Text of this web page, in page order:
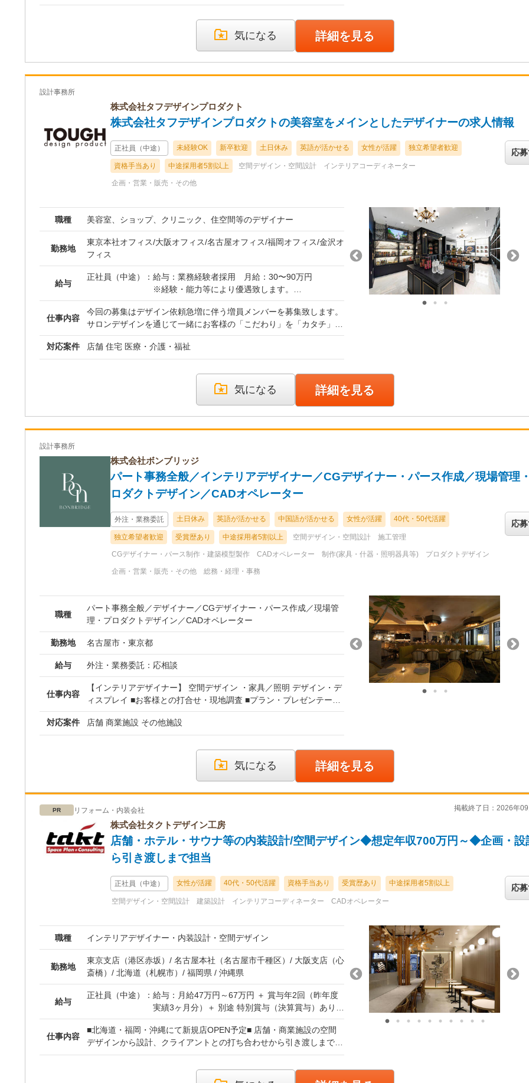
※残業代は残業時間に応じて別途全額支給されま
す。
い商材を組み合わせた空間提案を行います。 店頭での接客の合間に
提案資料を作成したり、レイアウト変更に携わったりすることもあり
ます。 さらに、ご成約いただいたお客様宅への訪問や打ち合わせ、
現地での寸法確認、納品時の立ち合いや搬入指示まで一貫して担当し
ウハウを丁寧に学んでいただけます。 1件ごとに間取りもお客様の好
みも異なるため、マニュアル通りの仕事ではなく、自身のアイディア
を最大限に活かせるのがこの仕事の醍醐味です。 高価格帯の商品を
扱うため、お客様とじっくり向き合い、深い信頼関係を築いていく厳
しさと喜びの両面を味わうことができます。
気になる 詳細を見る
設計事務所
株式会社タフデザインプロダクト
株式会社タフデザインプロダクトの美容室をメインとしたデザイナーの求人情報
正社員（中途） 未経験OK 新卒歓迎 土日休み 英語が活かせる 女性が活躍 独立希望者歓迎
資格手当あり 中途採用者5割以上 空間デザイン・空間設計 インテリアコーディネーター
企画・営業・販売・その他
応
職種 美容室、ショップ、クリニック、住空間等のデザイナー
勤務地
東京本社オフィス/大阪オフィス/名古屋オフィス/福岡オフィス/金沢オ
フィス
給与
正社員（中途）： 給与：業務経験者採用 月給：30〜90万円
※経験・能力等により優遇致します。
※面接時にお互い納得いくまで話し合いましょう。
賞与年1回、業績に応じて別途決算賞与あり
昇給年1回
仕事内容
今回の募集はデザイン依頼急増に伴う増員メンバーを募集致します。
サロンデザインを通じて一緒にお客様の「こだわり」を「カタチ」に
していきましょう。 弊社リクルートサイト https://tough-dp.jp/recrui
t/ デザイナー全員の個性が際立つホームページの施工事例を見てくだ
さい。日々更新されるこの多彩な事例が当社の強みです。 http://ww
w.tough-dp.jp ほとんどの新規依頼がこのホームページを閲覧して問
い合わせがきます。（50件以上/月） 全国5拠点展開。各オフィスで
フラットな環境のもとスタッフ同士で刺激を受け合いながら切磋琢磨
命だと考えます。 ひとりでも多くの方々とお会いしたいと思ってい
ます。 ご応募お待ちしております。
対応案件 店舗 住宅 医療・介護・福祉
気になる 詳細を見る
設計事務所
株式会社ボンブリッジ
パート事務全般／インテリアデザイナー／CGデザイナー・パース作成／現場管理
ロダクトデザイン／CADオペレーター
外注・業務委託 土日休み 英語が活かせる 中国語が活かせる 女性が活躍 40代・50代活躍
独立希望者歓迎 受賞歴あり 中途採用者5割以上 空間デザイン・空間設計 施工管理
CGデザイナー・パース制作・建築模型製作 CADオペレーター 制作(家具・什器・照明器具等) プロダクトデザイン
企画・営業・販売・その他 総務・経理・事務
応
職種
パート事務全般／デザイナー／CGデザイナー・パース作成／現場管
理・プロダクトデザイン／CADオペレーター
勤務地 名古屋市・東京都
給与 外注・業務委託： 応相談
仕事内容
【インテリアデザイナー】 空間デザイン ・家具／照明 デザイン・デ
ィスプレイ ■お客様との打合せ・現地調査 ■プラン・プレゼンテーシ
ョン ■実施設計・コスト調整・施工会社打合せ ■設計管理 ■完成引渡
し スキルアップしながら自分の能力を発揮できる環境です。 【CGデ
ザイナー・パース作成】 飲食店等の商業空間のプレゼンテーション
用CGパースを制作してくださるパーサーを募集します。 【現場管
理】 弊社製作アイテム(家具、照明器具、ディスプレイ）の現場納品
及び製作管理が主となります。簡単な照明器具の組立、結線作業、現
テリアデザイナーの元、平面図、展開図、詳細図の作成を行って頂き
ます。 基本的には内装工事に関わる図面全般です。 外注でのCADペ
レーター大歓迎です。 【パート事務】 デザイナーのサポート軽事務
作業
対応案件 店舗 商業施設 その他施設
気になる 詳細を見る
PR リフォーム・内装会社 掲載終了日：2026年
株式会社タクトデザイン工房
店舗・ホテル・サウナ等の内装設計/空間デザイン◆想定年収700万円～◆企画・設
ら引き渡しまで担当
正社員（中途） 女性が活躍 40代・50代活躍 資格手当あり 受賞歴あり 中途採用者5割以上
空間デザイン・空間設計 建築設計 インテリアコーディネーター CADオペレーター
応
職種 インテリアデザイナー・内装設計・空間デザイン
勤務地
東京支店（港区赤坂）/ 名古屋本社（名古屋市千種区）/ 大阪支店（心
斎橋）/ 北海道（札幌市）/ 福岡県 / 沖縄県
給与
正社員（中途）： 給与：月給47万円～67万円 ＋ 賞与年2回（昨年度
実績3ヶ月分）＋ 別途 特別賞与（決算賞与）あり
※経験、能力、前職の給与などを最大限考慮し、給
与額を決定いたします。
※上記月給には、固定残業代（月45時間分／7万円
～9万円以上）を含みます。超過分は別途全額支給
仕事内容
■北海道・福岡・沖縄にて新規店OPEN予定■ 店舗・商業施設の空間
デザインから設計、クライアントとの打ち合わせから引き渡しまで、
一貫して携わっていただきます！ お客様の夢を形にし、多くの人々